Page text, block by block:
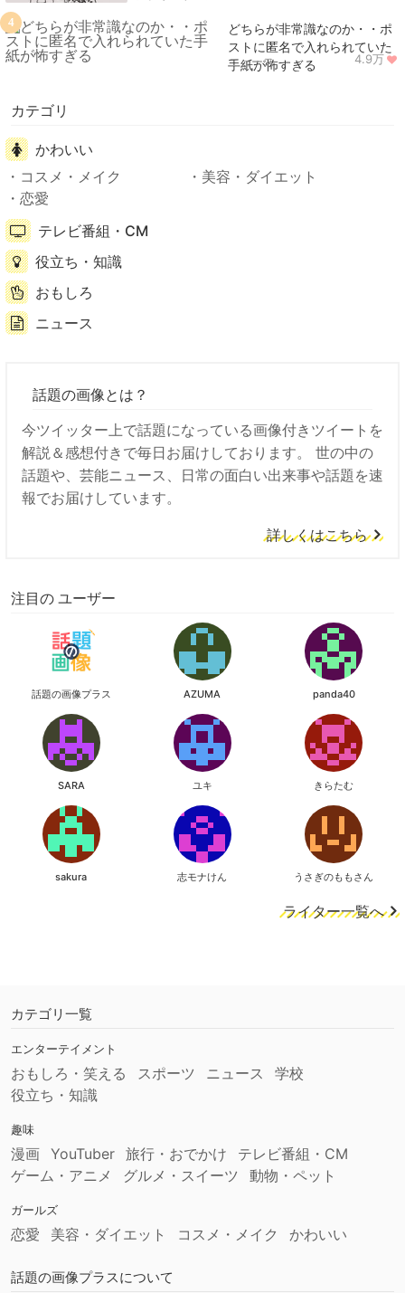
どちらが非常識なのか・・ポ
ストに匿名で入れられていた
手紙が怖すぎる
ニュース 4.9万
4
カテゴリ
かわいい
コスメ・メイク
美容・ダイエット
恋愛
テレビ番組・CM
役立ち・知識
おもしろ
ニュース
話題の画像とは？
今ツイッター上で話題になっている画像付きツイートを
解説＆感想付きで毎日お届けしております。 世の中の
話題や、芸能ニュース、日常の面白い出来事や話題を速
報でお届けしています。
詳しくはこちら
注目の ユーザー
話題の画像プラス AZUMA panda40
SARA ユキ きらたむ
sakura 志モナけん うさぎのももさん
ライター一覧へ
カテゴリ一覧
エンターテイメント
おもしろ・笑える スポーツ ニュース
学校
役立ち・知識
趣味
漫画 YouTuber 旅行・おでかけ
テレビ番組・CM
ゲーム・アニメ
グルメ・スイーツ 動物・ペット
ガールズ
恋愛 美容・ダイエット コスメ・メイク かわいい
話題の画像プラスについて